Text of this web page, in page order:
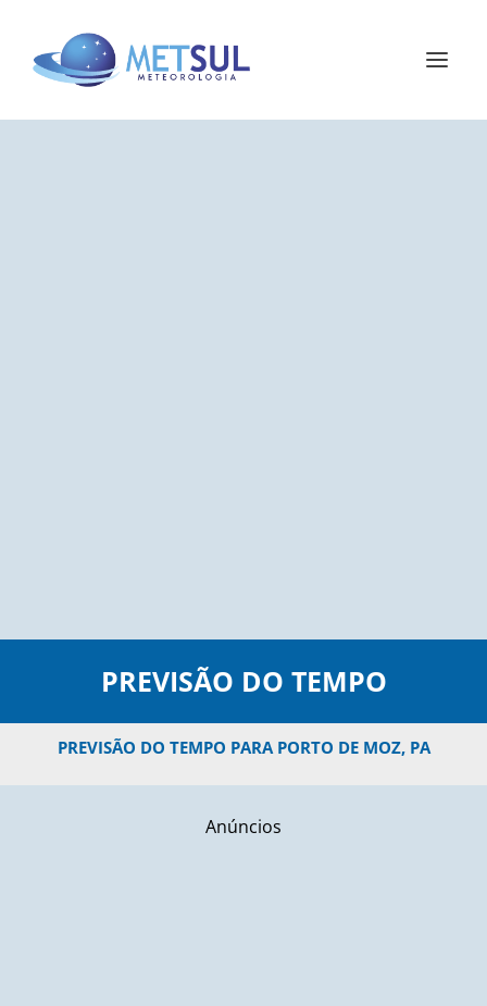
PREVISÃO DO TEMPO
PREVISÃO DO TEMPO PARA PORTO DE MOZ, PA
Anúncios